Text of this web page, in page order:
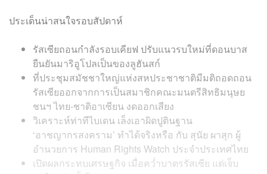
ประเด็นน่าสนใจรอบสัปดาห์
รัสเซียถอนกำลังรอบเคียฟ ปรับแนวรบใหม่ที่ดอนบาส
ยืนยันมาริอูโปลเป็นของลูฮันสก์
ที่ประชุมสมัชชาใหญ่แห่งสหประชาชาติมีมติถอดถอน
รัสเซียออกจากการเป็นสมาชิกคณะมนตรีสิทธิมนุษย
ชนฯ ไทย-ชาติอาเซียน งดออกเสียง
วิเคราะห์ท่าทีไบเดน เล็งเอาผิดปูตินฐาน
‘อาชญากรสงคราม’ ทำได้จริงหรือ กับ สุนัย ผาสุก ผู้
อำนวยการ Human Rights Watch ประจำประเทศไทย
เปิดผลกระทบเศรษฐกิจ เมื่อคว่ำบาตรรัสเซีย แต่เจ็บ